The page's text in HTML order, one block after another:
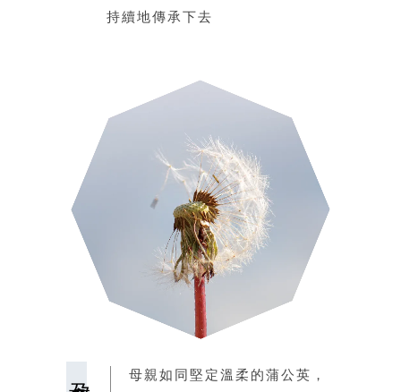
持續地傳承下去
母親如同堅定溫柔的蒲公英，